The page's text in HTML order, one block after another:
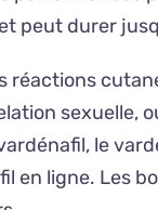
peut durer
sexuelle,
le
ligne. Les